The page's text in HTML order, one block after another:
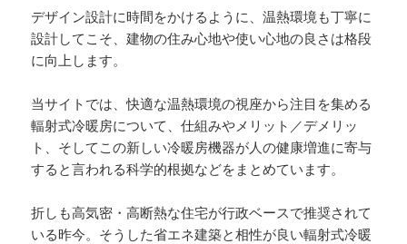
デザイン設計に時間をかけるように、温熱環境も丁寧に
設計してこそ、建物の住み心地や使い心地の良さは格段
に向上します。
当サイトでは、快適な温熱環境の視座から注目を集める
輻射式冷暖房について、仕組みやメリット／デメリッ
ト、そしてこの新しい冷暖房機器が人の健康増進に寄与
すると言われる科学的根拠などをまとめています。
折しも高気密・高断熱な住宅が行政ベースで推奨されて
いる昨今。そうした省エネ建築と相性が良い輻射式冷暖